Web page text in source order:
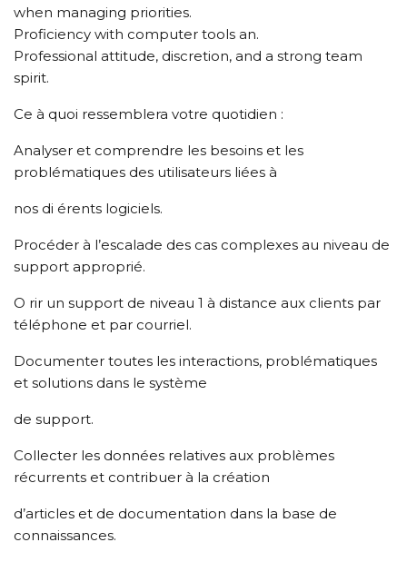
when managing priorities.
Proficiency with computer tools an.
Professional attitude, discretion, and a strong team
spirit.
Ce à quoi ressemblera votre quotidien :
Analyser et comprendre les besoins et les
problématiques des utilisateurs liées à
nos di érents logiciels.
Procéder à l’escalade des cas complexes au niveau de
support approprié.
O rir un support de niveau 1 à distance aux clients par
téléphone et par courriel.
Documenter toutes les interactions, problématiques
et solutions dans le système
de support.
Collecter les données relatives aux problèmes
récurrents et contribuer à la création
d’articles et de documentation dans la base de
connaissances.